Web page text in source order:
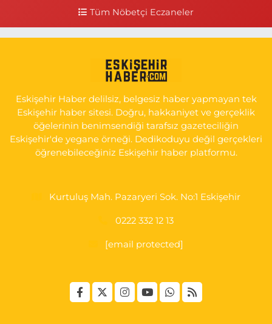
0 (222) 225 50 00 Yol Tarifi Al
Gültepe Mahallesi, Halk Caddesi No:107 C Odunpazarı Eskişehir
Yol Tarifi Al
Bizim Eczanesi
Emek Mahallesi, Ertaş Caddesi No:12 A Odunpazarı Eskişehir
0 (222) 250 87 69 Yol Tarifi Al
Tüm Nöbetçi Eczaneler
Eskişehir Haber delilsiz, belgesiz haber yapmayan tek
Eskişehir haber sitesi. Doğru, hakkaniyet ve gerçeklik
öğelerinin benimsendiği tarafsız gazeteciliğin
Eskişehir'de yegane örneği. Dedikoduyu değil gerçekleri
öğrenebileceğiniz Eskişehir haber platformu.
Kurtuluş Mah. Pazaryeri Sok. No:1 Eskişehir
0222 332 12 13
[email protected]